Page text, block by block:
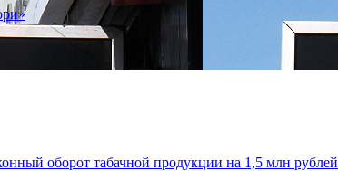
оборот табачной продукции на 1,5 млн рублей